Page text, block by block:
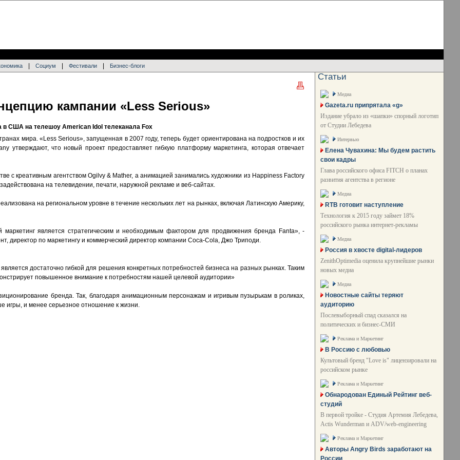
Социум Фестивали Бизнес-блоги
кампании «Less Serious»
в США на телешоу American Idol телеканала Fox
мира. «Less Serious», запущенная в 2007 году, теперь будет ориентирована на подростков и их
утверждают, что новый проект предоставляет гибкую платформу маркетинга, которая отвечает
с креативным агентством Ogilvy & Mather, а анимацией занимались художники из Happiness Factory
на телевидении, печати, наружной рекламе и веб-сайтах.
на региональном уровне в течение нескольких лет на рынках, включая Латинскую Америку,
маркетинг является стратегическим и необходимым фактором для продвижения бренда Fanta», -
директор по маркетингу и коммерческий директор компании Coca-Cola, Джо Триподи.
достаточно гибкой для решения конкретных потребностей бизнеса на разных рынках. Таким
повышенное внимание к потребностям нашей целевой аудитории»
бренда. Так, благодаря анимационным персонажам и игривым пузырькам в роликах,
игры, и менее серьезное отношение к жизни.
Статьи
Медиа
Gazeta.ru припрятала «g»
Издание убрало из «шапки» спорный логотип
от Студии Лебедева
Интервью
Елена Чувахина: Мы будем растить
свои кадры
Глава российского офиса FITCH о планах
развития агентства в регионе
Медиа
RTB готовит наступление
Технология к 2015 году займет 18%
российского рынка интернет-рекламы
Медиа
Россия в хвосте digital-лидеров
ZenithOptimedia оценила крупнейшие рынки
новых медиа
Медиа
Новостные сайты теряют
аудиторию
Послевыборный спад сказался на
политических и бизнес-СМИ
Реклама и Маркетинг
В Россию с любовью
Культовый бренд "Love is" лицензировали на
российском рынке
Реклама и Маркетинг
Обнародован Единый Рейтинг веб-
студий
В первой тройке - Студия Артемия Лебедева,
Actis Wunderman и ADV/web-engineering
Реклама и Маркетинг
Авторы Angry Birds заработают на
России